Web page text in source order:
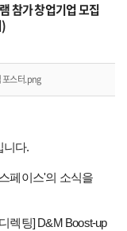
참가 창업기업 모집
포스터.png
니다.
페이스'의 소식을
렉팅] D&M Boost-up